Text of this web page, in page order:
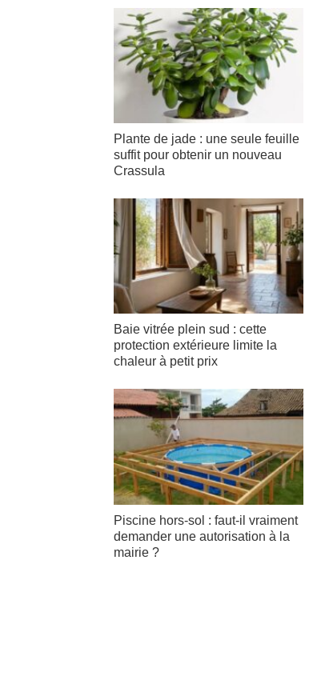
Plante de jade : une seule feuille
suffit pour obtenir un nouveau
Crassula
Baie vitrée plein sud : cette
protection extérieure limite la
chaleur à petit prix
Piscine hors-sol : faut-il vraiment
demander une autorisation à la
mairie ?